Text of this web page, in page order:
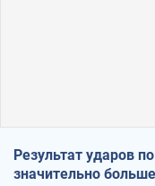
Результат ударов
значительно